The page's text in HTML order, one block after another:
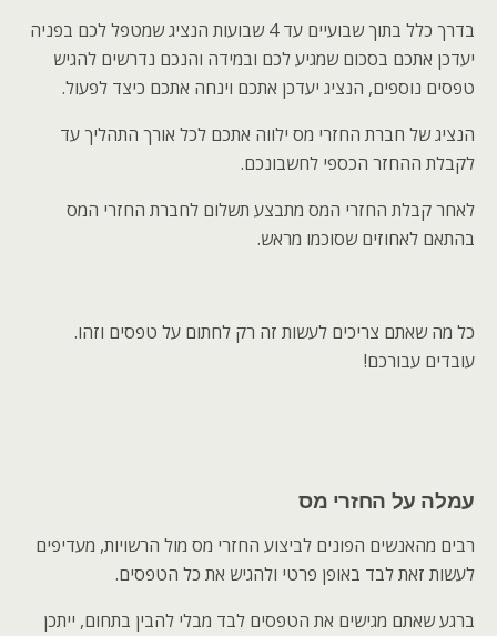
בדרך כלל בתוך שבועיים עד 4 שבועות הנציג שמטפל לכם בפניה
יעדכן אתכם בסכום שמגיע לכם ובמידה והנכם נדרשים להגיש
טפסים נוספים, הנציג יעדכן אתכם וינחה אתכם כיצד לפעול.
הנציג של חברת החזרי מס ילווה אתכם לכל אורך התהליך עד
לקבלת ההחזר הכספי לחשבונכם.
לאחר קבלת החזרי המס מתבצע תשלום לחברת החזרי המס
בהתאם לאחוזים שסוכמו מראש.
כל מה שאתם צריכים לעשות זה רק לחתום על טפסים וזהו.
עובדים עבורכם!
עמלה על החזרי מס
רבים מהאנשים הפונים לביצוע החזרי מס מול הרשויות, מעדיפים
לעשות זאת לבד באופן פרטי ולהגיש את כל הטפסים.
ברגע שאתם מגישים את הטפסים לבד מבלי להבין בתחום, ייתכן